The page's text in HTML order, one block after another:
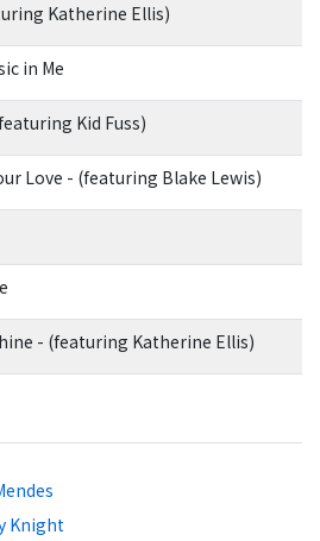
Katherine Ellis)
in Me
Kid Fuss)
Love - (featuring Blake Lewis)
- (featuring Katherine Ellis)
Knight